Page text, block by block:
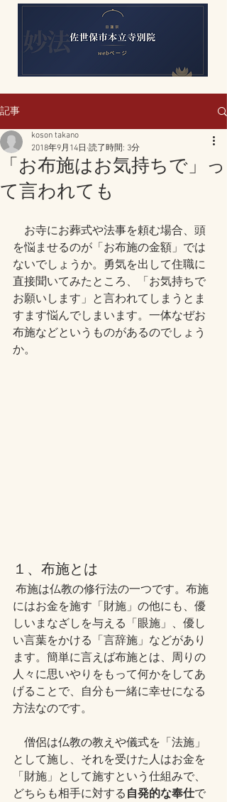
記事
「お布施はお気持ちで」っ
て言われても
koson takano
2018年9月14日 読了時間: 3分
お寺にお葬式や法事を頼む場合、頭
を悩ませるのが「お布施の金額」では
ないでしょうか。勇気を出して住職に
直接聞いてみたところ、「お気持ちで
お願いします」と言われてしまうとま
すます悩んでしまいます。一体なぜお
布施などというものがあるのでしょう
か。
１、布施とは
にはお金を施す「財施」の他にも、優
しいまなざしを与える「眼施」、優し
い言葉をかける「言辞施」などがあり
ます。簡単に言えば布施とは、周りの
人々に思いやりをもって何かをしてあ
げることで、自分も一緒に幸せになる
方法なのです。
僧侶は仏教の教えや儀式を「法施」
として施し、それを受けた人はお金を
「財施」として施すという仕組みで、
どちらも相手に対する 自発的な奉仕で